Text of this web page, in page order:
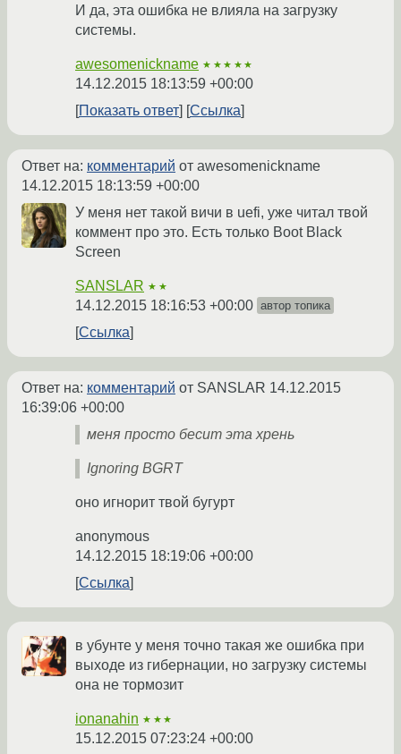
И да, эта ошибка не влияла на загрузку
системы.
awesomenickname ★★★★★
14.12.2015 18:13:59 +00:00
Показать ответ
Ссылка
Ответ на: комментарий от awesomenickname
14.12.2015 18:13:59 +00:00
У меня нет такой вичи в uefi, уже читал твой
коммент про это. Есть только Boot Black
Screen
SANSLAR ★★
14.12.2015 18:16:53 +00:00 автор топика
Ссылка
Ответ на: комментарий от SANSLAR 14.12.2015
16:39:06 +00:00
меня просто бесит эта хрень
Ignoring BGRT
оно игнорит твой бугурт
anonymous
14.12.2015 18:19:06 +00:00
Ссылка
в убунте у меня точно такая же ошибка при
выходе из гибернации, но загрузку системы
она не тормозит
ionanahin ★★★
15.12.2015 07:23:24 +00:00